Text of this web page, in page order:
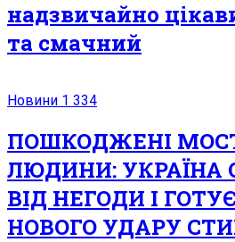
надзвичайно
та смачний
Новини 1 334
ПОШКОДЖЕНІ
ЛЮДИНИ: УКРАЇНА
ВІД НЕГОДИ І
НОВОГО УДАРУ